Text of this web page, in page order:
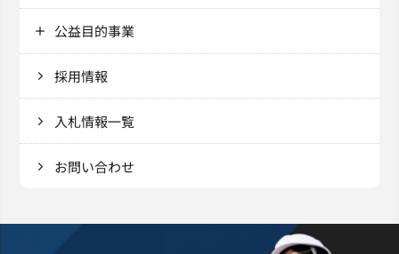
公益目的事業
採用情報
入札情報一覧
お問い合わせ